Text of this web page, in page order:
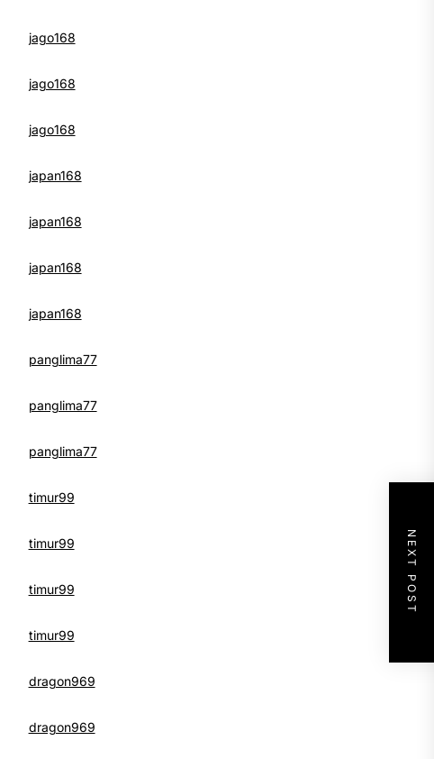
NEXT POST
jago168
jago168
jago168
japan168
japan168
japan168
japan168
panglima77
panglima77
panglima77
timur99
timur99
timur99
timur99
dragon969
dragon969